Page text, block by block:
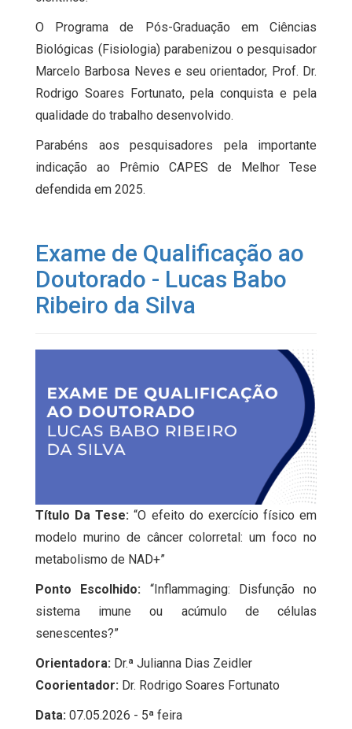
O Programa de Pós-Graduação em Ciências
Biológicas (Fisiologia) parabenizou o pesquisador
Marcelo Barbosa Neves e seu orientador, Prof. Dr.
Rodrigo Soares Fortunato, pela conquista e pela
qualidade do trabalho desenvolvido.
Parabéns aos pesquisadores pela importante
indicação ao Prêmio CAPES de Melhor Tese
defendida em 2025.
Exame de Qualificação ao
Doutorado - Lucas Babo
Ribeiro da Silva
Título Da Tese: “O efeito do exercício físico em
modelo murino de câncer colorretal: um foco no
metabolismo de NAD+”
Ponto Escolhido: “Inflammaging: Disfunção no
sistema imune ou acúmulo de células
senescentes?”
Orientadora: Dr.ª Julianna Dias Zeidler
Coorientador: Dr. Rodrigo Soares Fortunato
Data: 07.05.2026 - 5ª feira